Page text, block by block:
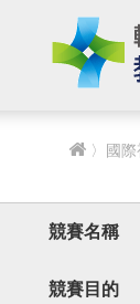
〉 國
競賽名稱
競賽目的